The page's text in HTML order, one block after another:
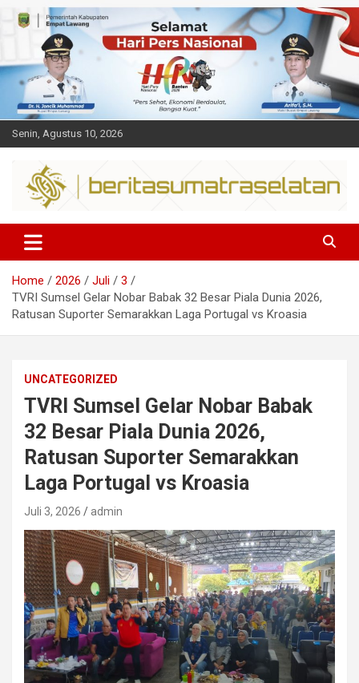
Senin, Agustus 10, 2026
Sumsel
Home 2026 Juli
3
TVRI Sumsel Gelar Nobar Babak 32 Besar Piala Dunia 2026,
Ratusan Suporter Semarakkan Laga Portugal vs Kroasia
UNCATEGORIZED
TVRI Sumsel Gelar Nobar Babak
32 Besar Piala Dunia 2026,
Ratusan Suporter Semarakkan
Laga Portugal vs Kroasia
Juli 3, 2026 admin